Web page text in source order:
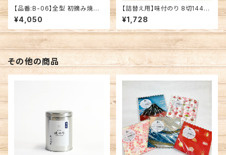
【品番:B-06】全型 初摘み焼海
苔 3帖セット
¥4,050
【詰替え用】味付のり 8切144枚
有明海産 味付海苔
¥1,728
その他の商品